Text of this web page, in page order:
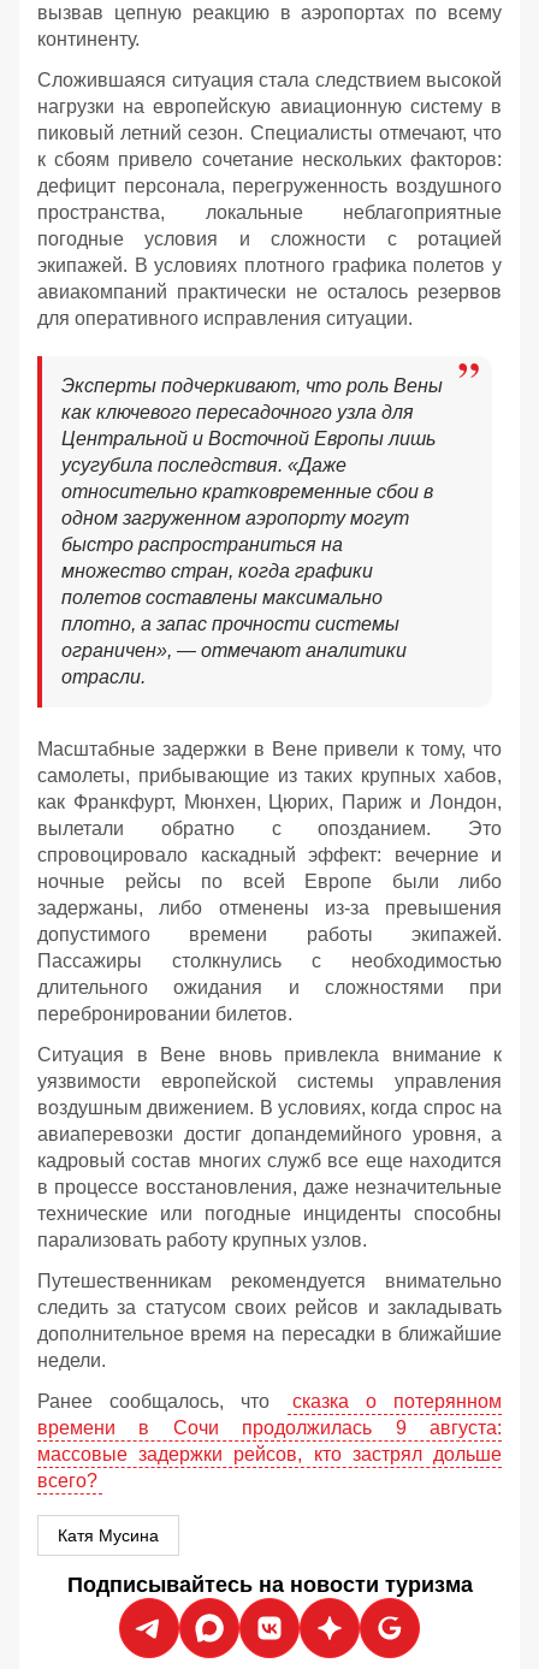
вызвав цепную реакцию в аэропортах по всему
континенту.
Сложившаяся ситуация стала следствием высокой
нагрузки на европейскую авиационную систему в
пиковый летний сезон. Специалисты отмечают, что
к сбоям привело сочетание нескольких факторов:
дефицит персонала, перегруженность воздушного
пространства, локальные неблагоприятные
погодные условия и сложности с ротацией
экипажей. В условиях плотного графика полетов у
авиакомпаний практически не осталось резервов
для оперативного исправления ситуации.
Эксперты подчеркивают, что роль Вены
как ключевого пересадочного узла для
Центральной и Восточной Европы лишь
усугубила последствия. «Даже
относительно кратковременные сбои в
одном загруженном аэропорту могут
быстро распространиться на
множество стран, когда графики
полетов составлены максимально
плотно, а запас прочности системы
ограничен», — отмечают аналитики
отрасли.
Масштабные задержки в Вене привели к тому, что
самолеты, прибывающие из таких крупных хабов,
как Франкфурт, Мюнхен, Цюрих, Париж и Лондон,
вылетали обратно с опозданием. Это
спровоцировало каскадный эффект: вечерние и
ночные рейсы по всей Европе были либо
задержаны, либо отменены из-за превышения
допустимого времени работы экипажей.
Пассажиры столкнулись с необходимостью
длительного ожидания и сложностями при
перебронировании билетов.
Ситуация в Вене вновь привлекла внимание к
уязвимости европейской системы управления
воздушным движением. В условиях, когда спрос на
авиаперевозки достиг допандемийного уровня, а
кадровый состав многих служб все еще находится
в процессе восстановления, даже незначительные
технические или погодные инциденты способны
парализовать работу крупных узлов.
Путешественникам рекомендуется внимательно
следить за статусом своих рейсов и закладывать
дополнительное время на пересадки в ближайшие
недели.
Ранее сообщалось, что
сказка о потерянном
времени в Сочи продолжилась 9 августа:
массовые задержки рейсов, кто застрял дольше
всего?
Катя Мусина
Подписывайтесь на новости туризма